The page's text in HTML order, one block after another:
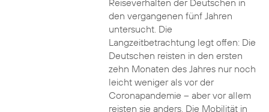
Reiseverhalten der Deutschen in
den vergangenen fünf Jahren
untersucht. Die
Langzeitbetrachtung legt offen: Die
Deutschen reisten in den ersten
zehn Monaten des Jahres nur noch
leicht weniger als vor der
Coronapandemie – aber vor allem
reisten sie anders. Die Mobilität in